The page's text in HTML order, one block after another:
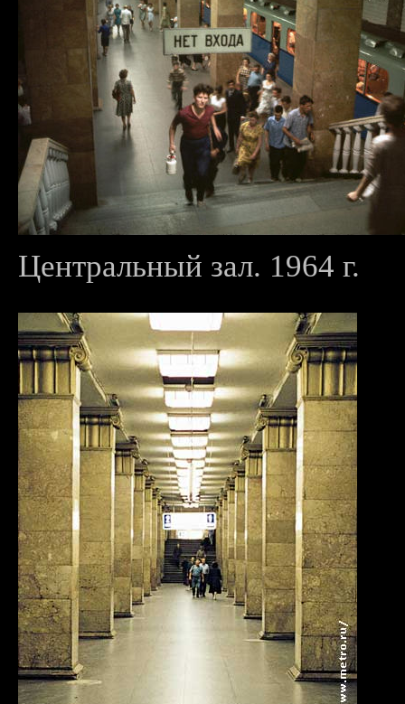
Центральный зал. 1964 г.